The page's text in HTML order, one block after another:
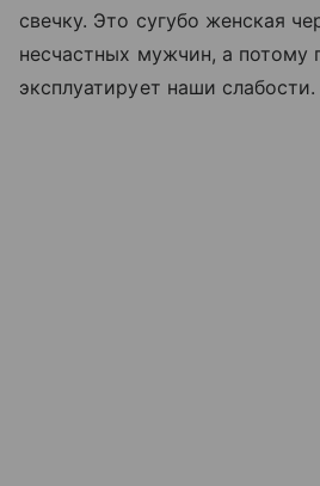
свечку. Это сугубо женская
несчастных мужчин, а потому
эксплуатирует наши слабости.